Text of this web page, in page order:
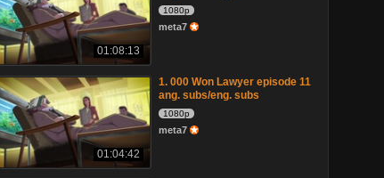
01:08:13
1080p
meta7
01:04:42
1. 000 Won Lawyer episode 11
ang. subs/eng. subs
1080p
meta7